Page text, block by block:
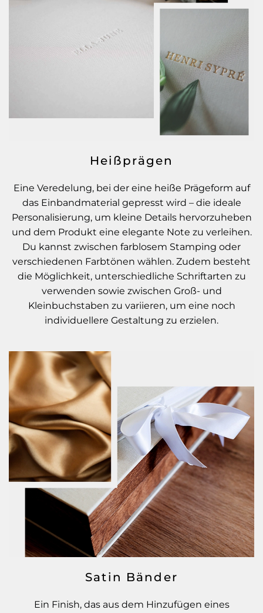
Heißprägen
Eine Veredelung, bei der eine heiße Prägeform auf
das Einbandmaterial gepresst wird – die ideale
Personalisierung, um kleine Details hervorzuheben
und dem Produkt eine elegante Note zu verleihen.
Du kannst zwischen farblosem Stamping oder
verschiedenen Farbtönen wählen. Zudem besteht
die Möglichkeit, unterschiedliche Schriftarten zu
verwenden sowie zwischen Groß- und
Kleinbuchstaben zu variieren, um eine noch
individuellere Gestaltung zu erzielen.
Satin Bänder
Ein Finish, das aus dem Hinzufügen eines